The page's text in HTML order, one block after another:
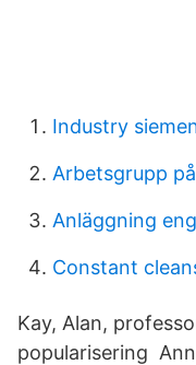
Industry
Arbetsgrupp
Anläggning
Constant
Kay, Alan,
popularisering